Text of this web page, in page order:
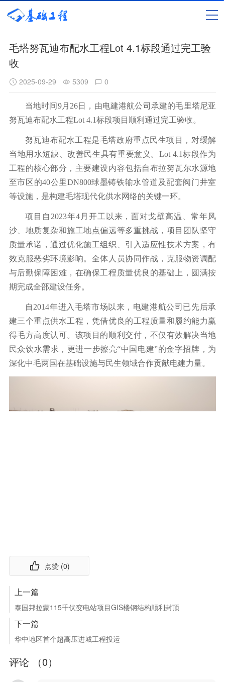
毛塔努瓦迪布配水工程Lot 4.1标段通过完工验
收
2025-09-29 5309 0
当地时间9月26日，由电建港航公司承建的毛里塔尼亚
努瓦迪布配水工程Lot 4.1标段项目顺利通过完工验收。
努瓦迪布配水工程是毛塔政府重点民生项目，对缓解
当地用水短缺、改善民生具有重要意义。Lot 4.1标段作为
工程的核心部分，主要建设内容包括自布拉努瓦尔水源地
至市区的40公里DN800球墨铸铁输水管道及配套阀门井室
等设施，是构建毛塔现代化供水网络的关键一环。
项目自2023年4月开工以来，面对戈壁高温、常年风
沙、地质复杂和施工地点偏远等多重挑战，项目团队坚守
质量承诺，通过优化施工组织、引入适应性技术方案，有
效克服恶劣环境影响。全体人员协同作战，克服物资调配
与后勤保障困难，在确保工程质量优良的基础上，圆满按
期完成全部建设任务。
自2014年进入毛塔市场以来，电建港航公司已先后承
建三个重点供水工程，凭借优良的工程质量和履约能力赢
得毛方高度认可。该项目的顺利交付，不仅有效解决当地
民众饮水需求，更进一步擦亮“中国电建”的金字招牌，为
深化中毛两国在基础设施与民生领域合作贡献电建力量。
点赞 (0)
上一篇
泰国邦拉蒙115千伏变电站项目GIS楼钢结构顺利封顶
下一篇
华中地区首个超高压进城工程投运
评论 （0）